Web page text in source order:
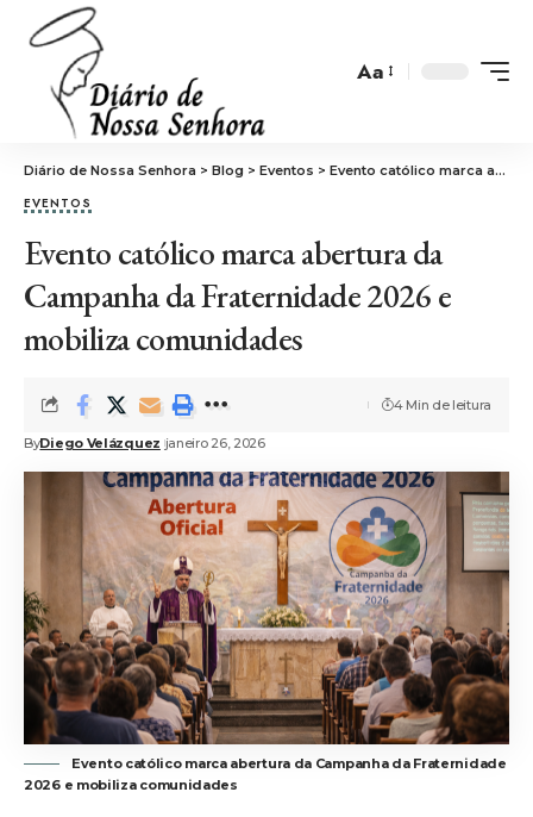
Aa
Diário de Nossa Senhora > Blog > Eventos > Evento católico marca abertura da Campanha da Fraternidade 2026 e mobiliza comunidades
EVENTOS
Evento católico marca abertura da
Campanha da Fraternidade 2026 e
mobiliza comunidades
ByDiego Velázquez janeiro 26, 2026
4 Min de leitura
Evento católico marca abertura da Campanha da Fraternidade
2026 e mobiliza comunidades